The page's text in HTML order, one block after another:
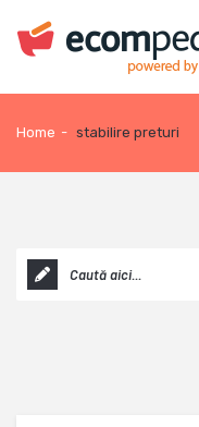
Home - stabilire preturi